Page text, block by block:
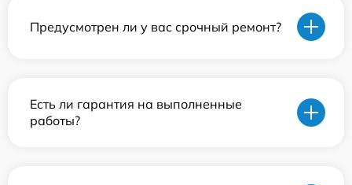
Предусмотрен ли у вас срочный ремонт?
Есть ли гарантия на выполненные
работы?